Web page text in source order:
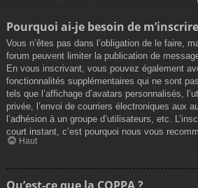
Pourquoi ai-je besoin de
Vous n’êtes pas dans l’obligation de le faire,
forum peuvent limiter la publication de
En vous inscrivant, vous pouvez également
fonctionnalités supplémentaires qui ne sont
tels que l’affichage d’avatars personnalisés,
privée, l’envoi de courriers électroniques aux
l’adhésion à un groupe d’utilisateurs, etc.
court instant, c’est pourquoi nous vous
Haut